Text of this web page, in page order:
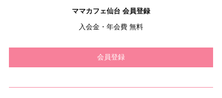
ママカフェ仙台 会員登録
入会金・年会費 無料
会員登録